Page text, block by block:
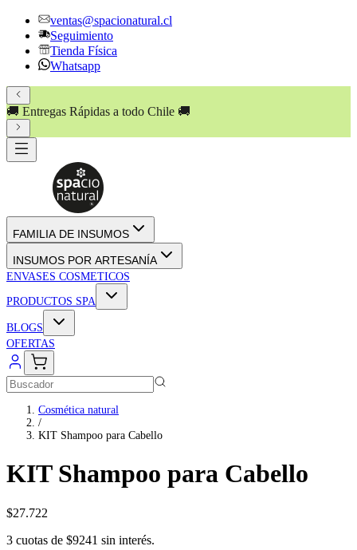
ventas@spacionatural.cl
Seguimiento
Tienda Física
Whatsapp
🚚 Entregas Rápidas a todo Chile 🚚
FAMILIA DE INSUMOS
INSUMOS POR ARTESANÍA
ENVASES COSMETICOS
PRODUCTOS SPA
BLOGS
OFERTAS
Cosmética natural
/
KIT Shampoo para Cabello
KIT Shampoo para Cabello
$27.722
3 cuotas de $9241 sin interés.